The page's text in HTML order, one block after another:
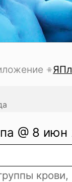
@ 8